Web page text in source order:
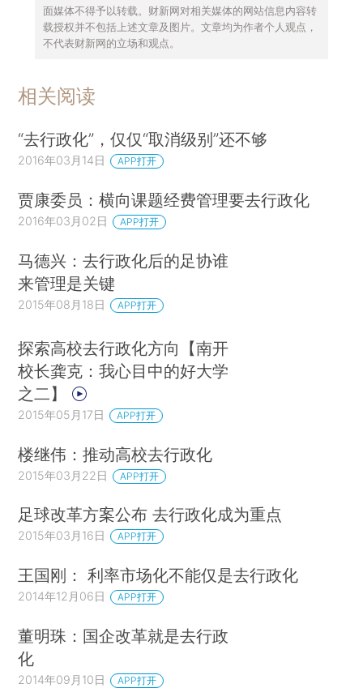
面媒体不得予以转载。财新网对相关媒体的网站信息内容转
载授权并不包括上述文章及图片。文章均为作者个人观点，
不代表财新网的立场和观点。
相关阅读
“去行政化”，仅仅“取消级别”还不够
2016年03月14日 APP打开
贾康委员：横向课题经费管理要去行政化
2016年03月02日 APP打开
马德兴：去行政化后的足协谁
来管理是关键
2015年08月18日 APP打开
探索高校去行政化方向【南开
校长龚克：我心目中的好大学
之二】
2015年05月17日 APP打开
楼继伟：推动高校去行政化
2015年03月22日 APP打开
足球改革方案公布 去行政化成为重点
2015年03月16日 APP打开
王国刚： 利率市场化不能仅是去行政化
2014年12月06日 APP打开
董明珠：国企改革就是去行政
化
2014年09月10日 APP打开